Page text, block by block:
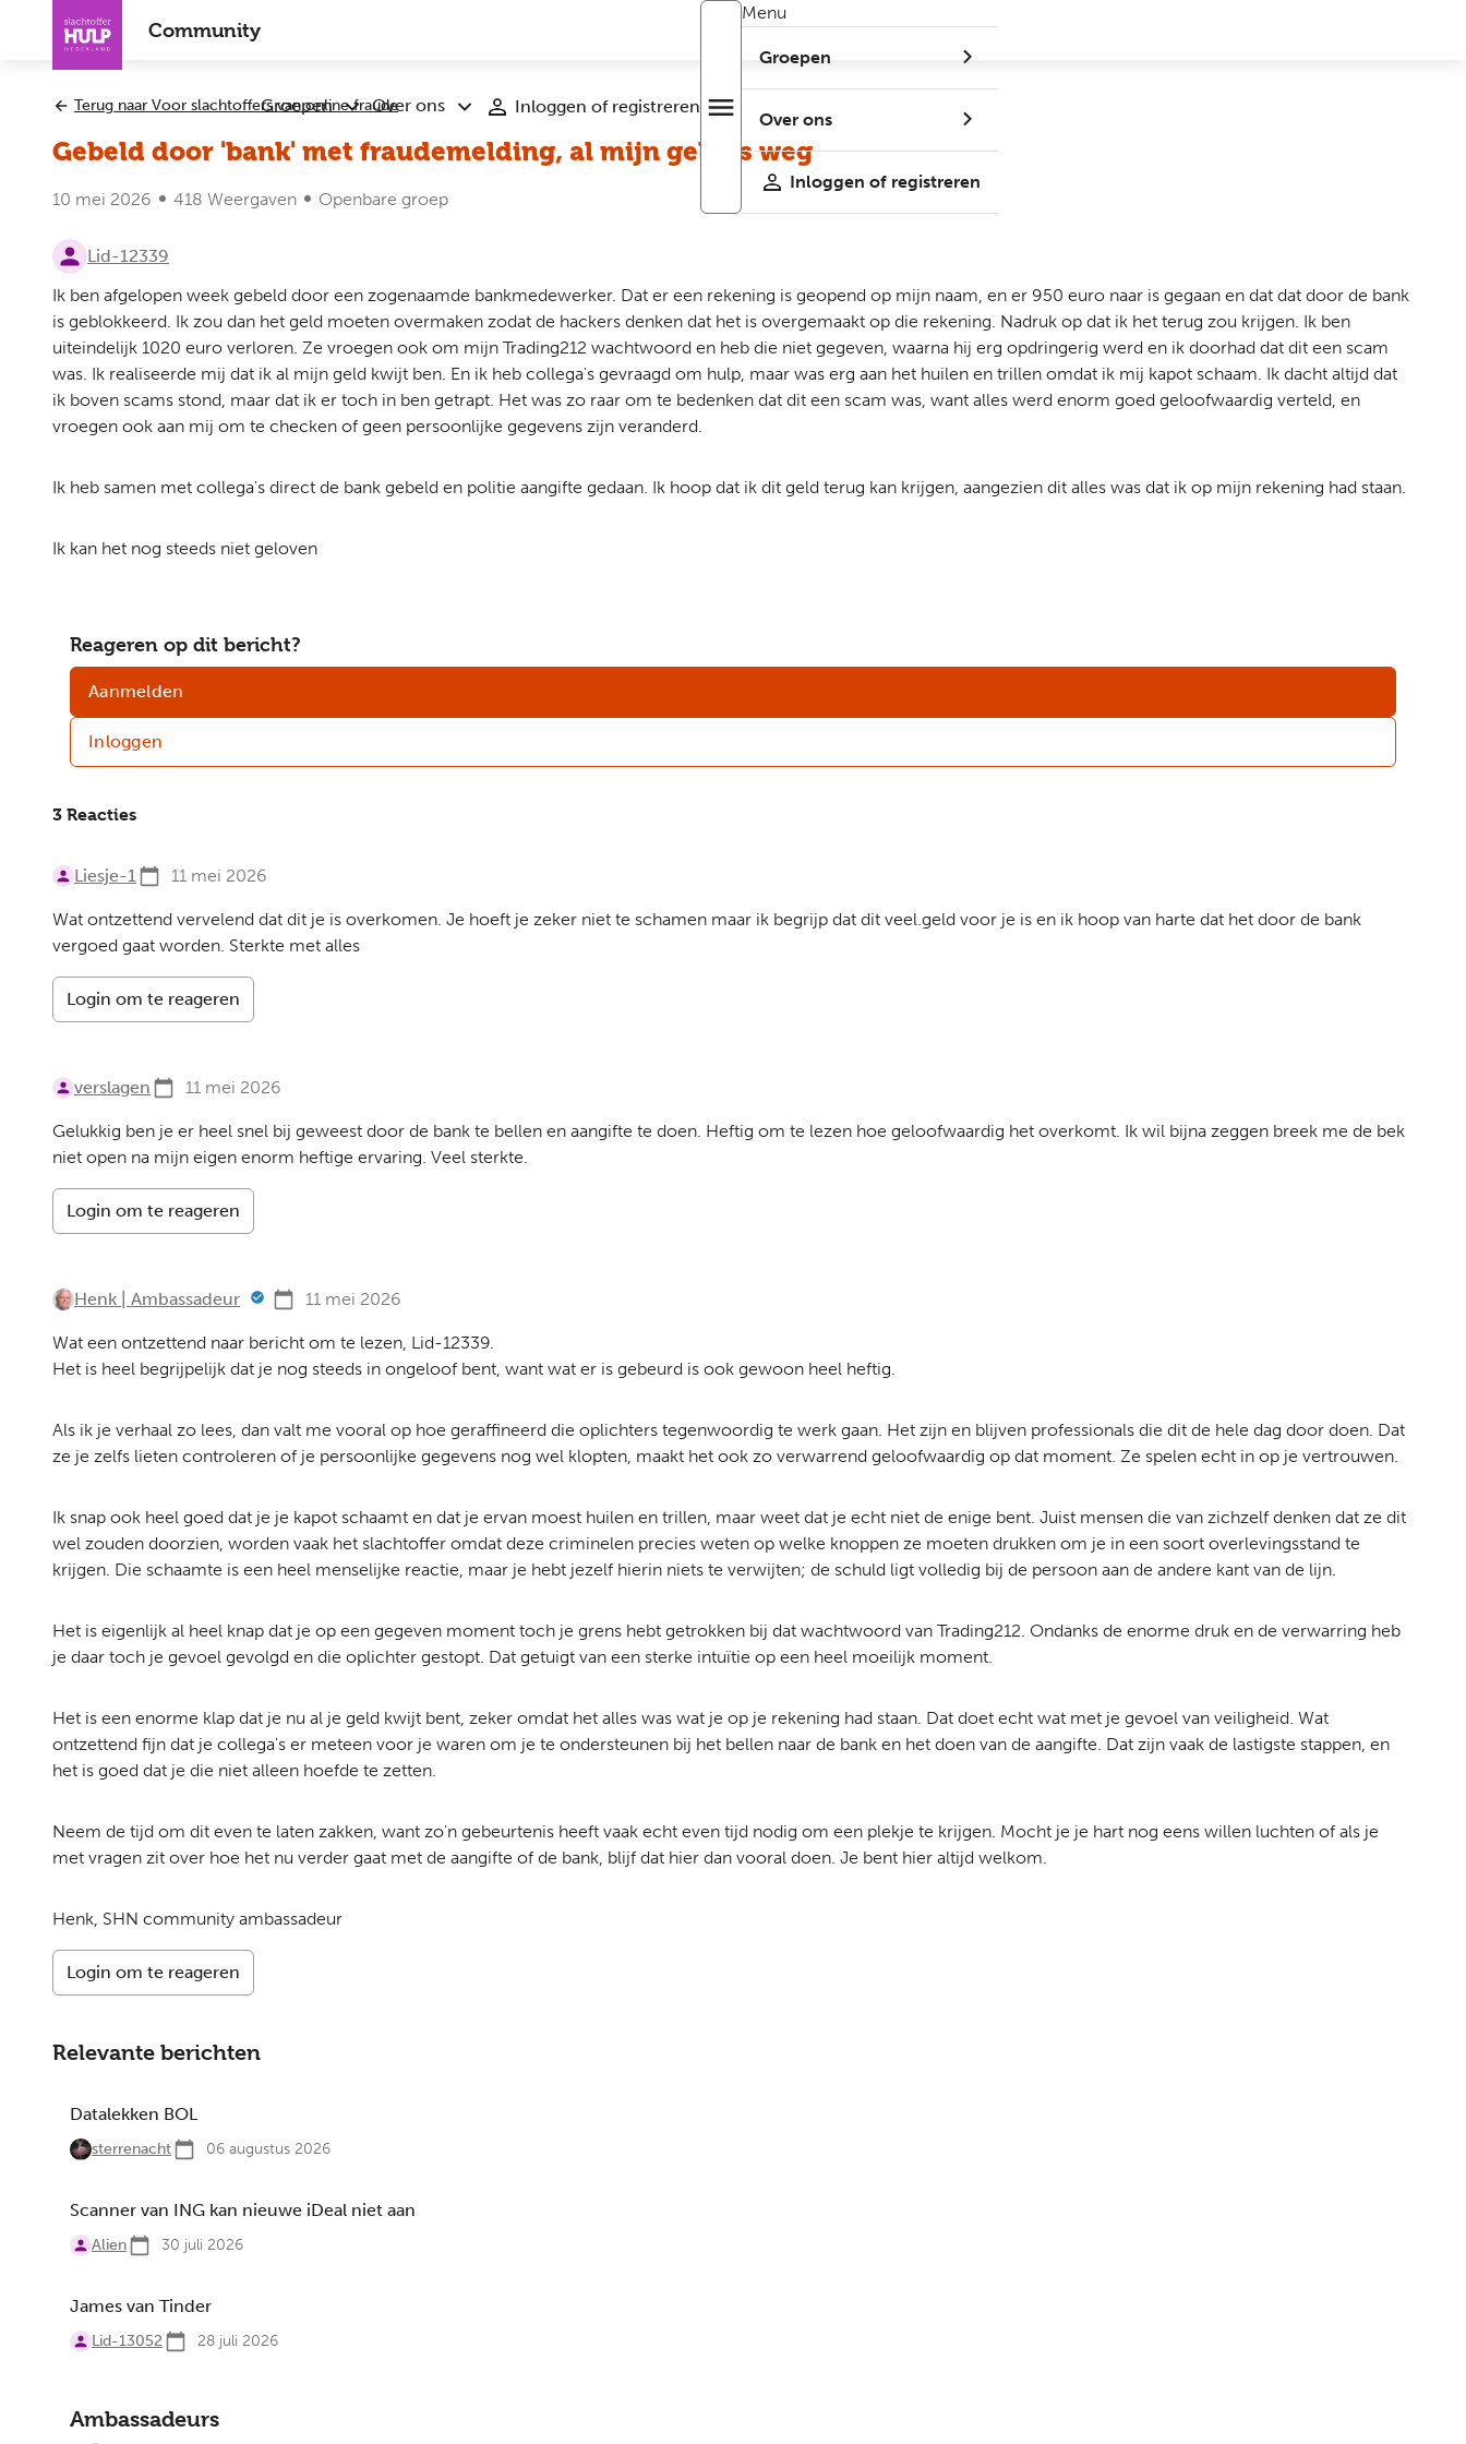
Overslaan
Community
Groepen Submenu
Over ons
Submenu
ons
Inloggen of registreren Open
Menu
Groepen
Groepen
Over ons
Over
Inloggen of registreren
Terug naar Voor slachtoffers van online fraude
Gebeld door 'bank' met fraudemelding, al mijn geld is weg
10 mei 2026 418 Weergaven Openbare groep
Lid-12339
Ik ben afgelopen week gebeld door een zogenaamde bankmedewerker. Dat er een rekening is geopend op mijn naam, en er 950 euro naar is gegaan en dat dat door de bank
is geblokkeerd. Ik zou dan het geld moeten overmaken zodat de hackers denken dat het is overgemaakt op die rekening. Nadruk op dat ik het terug zou krijgen. Ik ben
uiteindelijk 1020 euro verloren. Ze vroegen ook om mijn Trading212 wachtwoord en heb die niet gegeven, waarna hij erg opdringerig werd en ik doorhad dat dit een scam
was. Ik realiseerde mij dat ik al mijn geld kwijt ben. En ik heb collega's gevraagd om hulp, maar was erg aan het huilen en trillen omdat ik mij kapot schaam. Ik dacht altijd dat
ik boven scams stond, maar dat ik er toch in ben getrapt. Het was zo raar om te bedenken dat dit een scam was, want alles werd enorm goed geloofwaardig verteld, en
vroegen ook aan mij om te checken of geen persoonlijke gegevens zijn veranderd.
Ik heb samen met collega's direct de bank gebeld en politie aangifte gedaan. Ik hoop dat ik dit geld terug kan krijgen, aangezien dit alles was dat ik op mijn rekening had staan.
Ik kan het nog steeds niet geloven
Reageren op dit bericht?
Aanmelden
Inloggen
3 Reacties
Liesje-1 11 mei 2026
Wat ontzettend vervelend dat dit je is overkomen. Je hoeft je zeker niet te schamen maar ik begrijp dat dit veel.geld voor je is en ik hoop van harte dat het door de bank
vergoed gaat worden. Sterkte met alles
Login om te reageren
verslagen 11 mei 2026
Gelukkig ben je er heel snel bij geweest door de bank te bellen en aangifte te doen. Heftig om te lezen hoe geloofwaardig het overkomt. Ik wil bijna zeggen breek me de bek
niet open na mijn eigen enorm heftige ervaring. Veel sterkte.
Login om te reageren
Henk | Ambassadeur 11 mei 2026
Wat een ontzettend naar bericht om te lezen, Lid-12339.
Het is heel begrijpelijk dat je nog steeds in ongeloof bent, want wat er is gebeurd is ook gewoon heel heftig.
Als ik je verhaal zo lees, dan valt me vooral op hoe geraffineerd die oplichters tegenwoordig te werk gaan. Het zijn en blijven professionals die dit de hele dag door doen. Dat
ze je zelfs lieten controleren of je persoonlijke gegevens nog wel klopten, maakt het ook zo verwarrend geloofwaardig op dat moment. Ze spelen echt in op je vertrouwen.
Ik snap ook heel goed dat je je kapot schaamt en dat je ervan moest huilen en trillen, maar weet dat je echt niet de enige bent. Juist mensen die van zichzelf denken dat ze dit
wel zouden doorzien, worden vaak het slachtoffer omdat deze criminelen precies weten op welke knoppen ze moeten drukken om je in een soort overlevingsstand te
krijgen. Die schaamte is een heel menselijke reactie, maar je hebt jezelf hierin niets te verwijten; de schuld ligt volledig bij de persoon aan de andere kant van de lijn.
Het is eigenlijk al heel knap dat je op een gegeven moment toch je grens hebt getrokken bij dat wachtwoord van Trading212. Ondanks de enorme druk en de verwarring heb
je daar toch je gevoel gevolgd en die oplichter gestopt. Dat getuigt van een sterke intuïtie op een heel moeilijk moment.
Het is een enorme klap dat je nu al je geld kwijt bent, zeker omdat het alles was wat je op je rekening had staan. Dat doet echt wat met je gevoel van veiligheid. Wat
ontzettend fijn dat je collega's er meteen voor je waren om je te ondersteunen bij het bellen naar de bank en het doen van de aangifte. Dat zijn vaak de lastigste stappen, en
het is goed dat je die niet alleen hoefde te zetten.
Neem de tijd om dit even te laten zakken, want zo'n gebeurtenis heeft vaak echt even tijd nodig om een plekje te krijgen. Mocht je je hart nog eens willen luchten of als je
met vragen zit over hoe het nu verder gaat met de aangifte of de bank, blijf dat hier dan vooral doen. Je bent hier altijd welkom.
Henk, SHN community ambassadeur
Login om te reageren
Relevante berichten
Datalekken BOL
sterrenacht 06 augustus 2026
Scanner van ING kan nieuwe iDeal niet aan
Alien 30 juli 2026
James van Tinder
Lid-13052 28 juli 2026
Ambassadeurs